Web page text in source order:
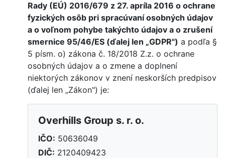
Rady (EÚ) 2016/679 z 27. apríla 2016 o ochrane
fyzických osôb pri spracúvaní osobných údajov
a o voľnom pohybe takýchto údajov a o zrušení
smernice 95/46/ES (ďalej len „GDPR") a podľa §
5 písm. o) zákona č. 18/2018 Z.z. o ochrane
osobných údajov a o zmene a doplnení
niektorých zákonov v znení neskorších predpisov
(ďalej len „Zákon") je:
Overhills Group s. r. o.
IČO: 50636049
DIČ: 2120409423